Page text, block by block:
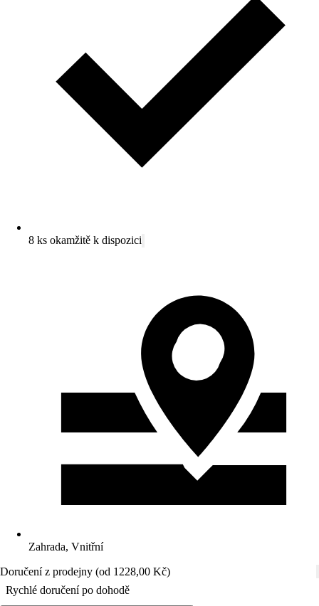
8 ks okamžitě k dispozici
Zahrada, Vnitřní
Doručení z prodejny (od 1228,00 Kč)
Rychlé doručení po dohodě